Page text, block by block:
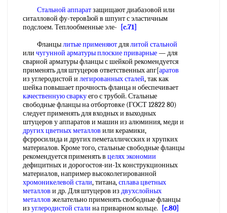
Стальной аппаратзащищают диабазовой или
ситалловой фу-теров1юй в шпунт с эластичным
подслоем. Теплообменные эле-
[c.71]
Фланцылитые применяютдлялитой стальной
или чугунной арматурыплоские приварные— для
сварной арматуры фланцы с шейкой рекомендуется
применять для штуцеров ответственных апг[аратов
из углеродистой и легированных сталей, так как
шейка повышает прочность фланца н обеспечивает
качественную сваркуего с трубой. Стальные
свободные фланцы на отбортовке (ГОСТ 12822 80)
следует применять для входных и выходных
штуцеров у аппаратов и машин из алюминия, меди и
других цветных металлов или керамики,
фсрросилида и других пеметалличсских и хрупких
материалов. Кроме того, стальные свободные фланцы
рекомендуется применять в целях экономии
дефицитных и дорогостоя-ии-1х конструкционных
материалов, например высоколегированной
хромоникелевой стали, титана,сплава цветных
металлов и др. Для штуцеров из двухслойных
металлов желательно применять свободные фланцы
из углеродистой стали на приварном кольце.
[c.80]